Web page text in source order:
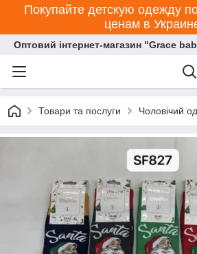
Покупайте детскую одежду
ценам в
Оптовий інтернет-магазин "Grace
Товари та послуги Чоловічий